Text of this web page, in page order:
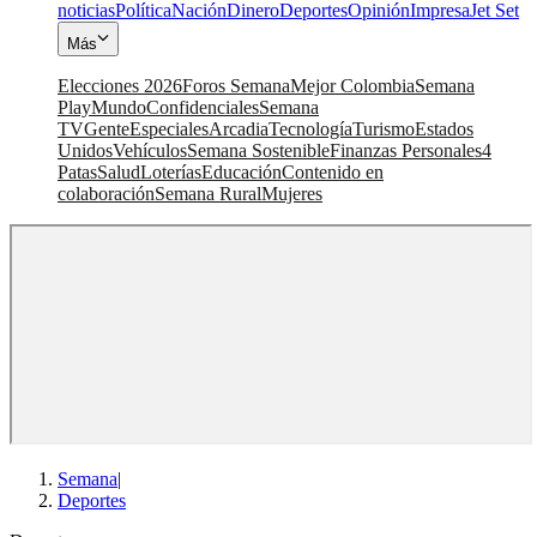
noticiasPolíticaNaciónDineroDeportesOpiniónImpresaJet Set
Más
Elecciones 2026Foros SemanaMejor ColombiaSemana
PlayMundoConfidencialesSemana
TVGenteEspecialesArcadiaTecnologíaTurismoEstados
UnidosVehículosSemana SostenibleFinanzas Personales4
PatasSaludLoteríasEducaciónContenido en
colaboraciónSemana RuralMujeres
Semana|
Deportes